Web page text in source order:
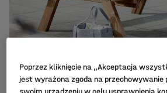
Niech przestrzeń na
Poprzez kliknięcie na „Akceptacja
jest wyrażona zgoda na przechowywanie